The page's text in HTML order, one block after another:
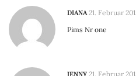
DIANA 21. Februar
Pims Nr one
JENNY 21. Februar